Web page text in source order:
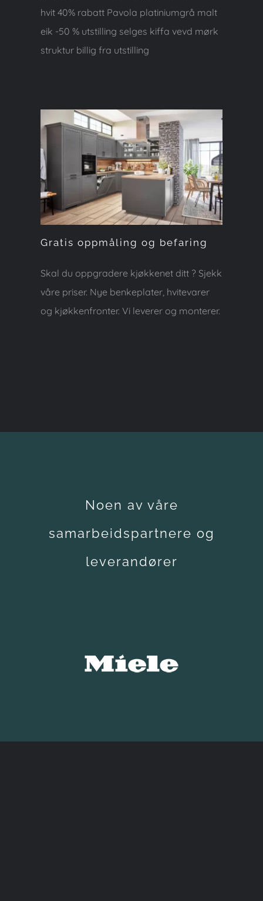
hvit 40% rabatt Pavola platiniumgrå malt
eik -50 % utstilling selges kiffa vevd mørk
struktur billig fra utstilling
Gratis oppmåling og
befaring
Gratis oppmåling og befaring
Skal du oppgradere kjøkkenet ditt ? Sjekk
våre priser. Nye benkeplater, hvitevarer
og kjøkkenfronter. Vi leverer og monterer.
Noen av våre
samarbeidspartnere og
leverandører